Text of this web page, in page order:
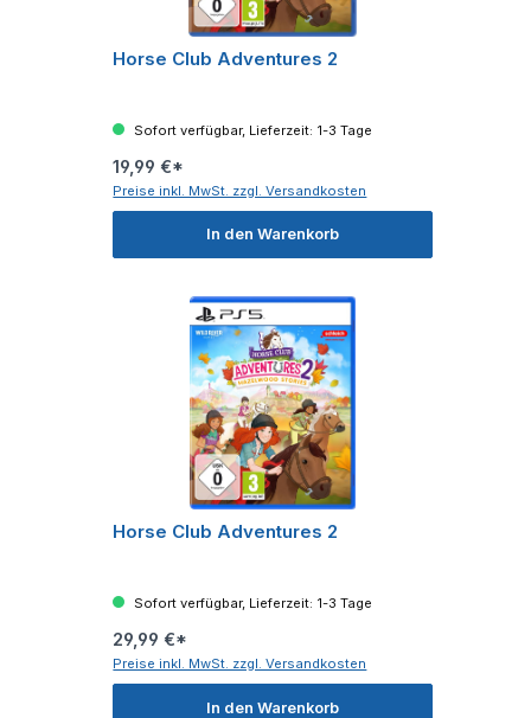
Horse Club Adventures 2
Sofort verfügbar, Lieferzeit: 1-3 Tage
19,99 €*
Preise inkl. MwSt. zzgl. Versandkosten
In den Warenkorb
Horse Club Adventures 2
Sofort verfügbar, Lieferzeit: 1-3 Tage
29,99 €*
Preise inkl. MwSt. zzgl. Versandkosten
In den Warenkorb